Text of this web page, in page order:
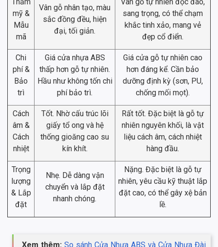
mỹ &
Mẫu
mã
Vân gỗ nhân tạo, màu
sắc đồng đều, hiện
đại, tối giản.
sang trọng, có thể chạm
khắc tinh xảo, mang vẻ
đẹp cổ điển.
Chi
phí &
Bảo
trì
Giá cửa nhựa ABS
thấp hơn gỗ tự nhiên.
Hầu như không tốn chi
phí bảo trì.
Giá cửa gỗ tự nhiên cao
hơn đáng kể. Cần bảo
dưỡng định kỳ (sơn, PU,
chống mối mọt).
Cách
âm &
Cách
nhiệt
Tốt. Nhờ cấu trúc lõi
giấy tổ ong và hệ
thống gioăng cao su
kín khít.
Rất tốt. Đặc biệt là gỗ tự
nhiên nguyên khối, là vật
liệu cách âm, cách nhiệt
hàng đầu.
Trọng
lượng
& Lắp
đặt
Nhẹ. Dễ dàng vận
chuyển và lắp đặt
nhanh chóng.
Nặng. Đặc biệt là gỗ tự
nhiên, yêu cầu kỹ thuật lắp
đặt cao, có thể gây xệ bản
lề.
Xem thêm: So sánh Cửa Nhựa ABS và Cửa Nhựa Đài